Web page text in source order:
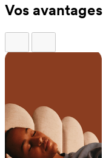
Vos avantages